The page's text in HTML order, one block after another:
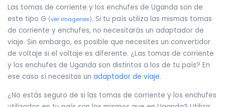
Las tomas de corriente y los enchufes de Uganda son de
este tipo G (ver imagenes). Si tu país utiliza las mismas tomas
de corriente y enchufes, no necesitarás un adaptador de
viaje. Sin embargo, es posible que necesites un convertidor
de voltaje si el voltaje es diferente. ¿Las tomas de corriente
y los enchufes de Uganda son distintos a los de tu país? En
ese caso sí necesitas un adaptador de viaje.
¿No estás seguro de si las tomas de corriente y los enchufes